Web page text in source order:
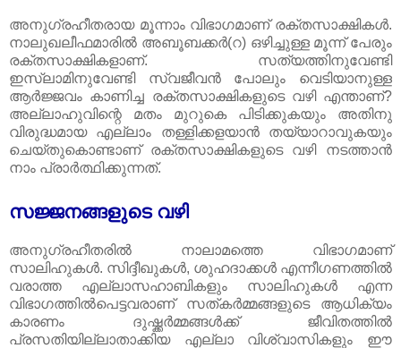
അനുഗ്രഹീതരായ മൂന്നാം വിഭാഗമാണ്‌ രക്തസാക്ഷികൾ.
നാലുഖലീഫമാരിൽ അബൂബക്കർ(റ) ഒഴിച്ചുള്ള മൂന്ന് പേരും
രക്തസാക്ഷികളാണ്‌. സത്യത്തിനുവേണ്ടി
ഇസ്‌ലാമിനുവേണ്ടി സ്വജീവൻ പോലും വെടിയാനുള്ള
ആർജ്ജവം കാണിച്ച രക്തസാക്ഷികളുടെ വഴി എന്താണ്‌?
അല്ലാഹുവിന്റെ മതം മുറുകെ പിടിക്കുകയും അതിനു
വിരുദ്ധമായ എല്ലാം തള്ളിക്കളയാൻ തയ്യാറാവുകയും
ചെയ്തുകൊണ്ടാണ്‌ രക്തസാക്ഷികളുടെ വഴി നടത്താൻ
നാം പ്രാർത്ഥിക്കുന്നത്‌.
സജ്ജനങ്ങളുടെ വഴി
അനുഗ്രഹീതരിൽ നാലാമത്തെ വിഭാഗമാണ്‌
സാലിഹുകൾ. സിദ്ദീഖുകൾ, ശുഹദാക്കൾ എന്നീഗണത്തിൽ
വരാത്ത എല്ലാസഹാബികളും സാലിഹുകൾ എന്ന
വിഭാഗത്തിൽപെട്ടവരാണ്‌ സത്കർമ്മങ്ങളുടെ ആധിക്യം
കാരണം ദുഷ്ക്കർമ്മങ്ങൾക്ക്‌ ജീവിതത്തിൽ
പ്രസതിയില്ലാതാക്കിയ എല്ലാ വിശ്വാസികളും ഈ